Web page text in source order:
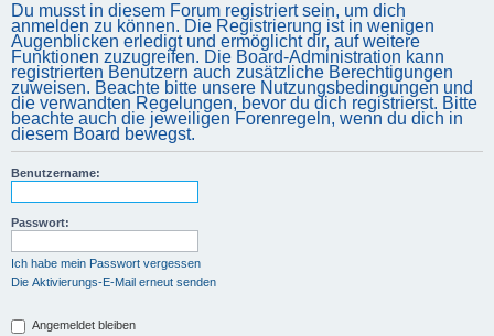
Du musst in diesem Forum registriert sein, um dich
anmelden zu können. Die Registrierung ist in wenigen
Augenblicken erledigt und ermöglicht dir, auf weitere
Funktionen zuzugreifen. Die Board-Administration kann
registrierten Benutzern auch zusätzliche Berechtigungen
zuweisen. Beachte bitte unsere Nutzungsbedingungen und
die verwandten Regelungen, bevor du dich registrierst. Bitte
beachte auch die jeweiligen Forenregeln, wenn du dich in
diesem Board bewegst.
Benutzername:
Passwort:
Ich habe mein Passwort vergessen
Die Aktivierungs-E-Mail erneut senden
Angemeldet bleiben